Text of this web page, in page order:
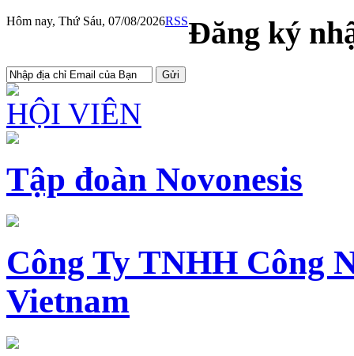
Hôm nay, Thứ Sáu, 07/08/2026RSSĐăng ký
HỘI VIÊN
Tập đoàn Novonesis
Công Ty TNHH Công
Vietnam